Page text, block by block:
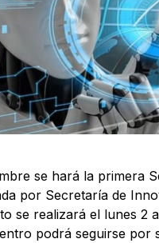
se hará la primera
por Secretaría de
se realizará el lunes 2
podrá seguirse por